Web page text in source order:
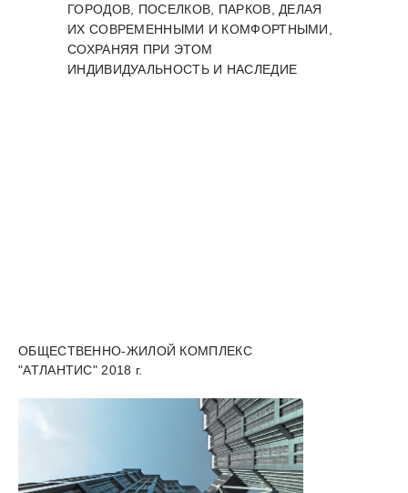
ГОРОДОВ, ПОСЕЛКОВ, ПАРКОВ, ДЕЛАЯ
ИХ СОВРЕМЕННЫМИ И КОМФОРТНЫМИ,
СОХРАНЯЯ ПРИ ЭТОМ
ИНДИВИДУАЛЬНОСТЬ И НАСЛЕДИЕ
ОБЩЕСТВЕННО-ЖИЛОЙ КОМПЛЕКС
"АТЛАНТИС" 2018 г.